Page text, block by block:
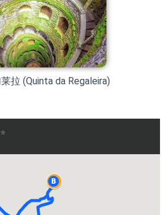
拉 (Quinta da Regaleira)